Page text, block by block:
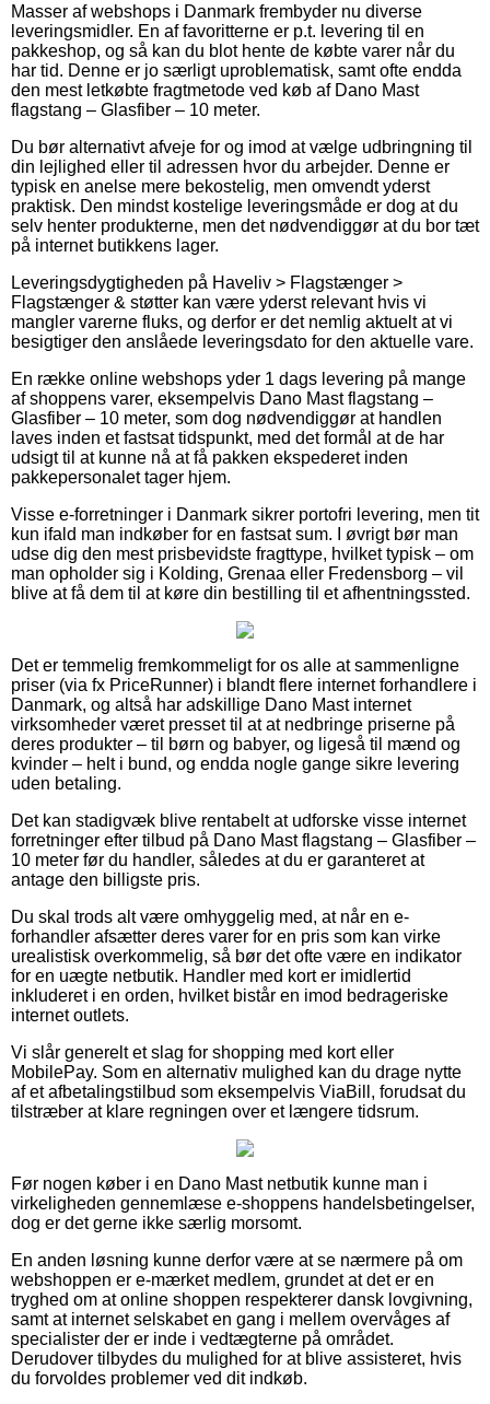
Masser af webshops i Danmark frembyder nu diverse
leveringsmidler. En af favoritterne er p.t. levering til en
pakkeshop, og så kan du blot hente de købte varer når du
har tid. Denne er jo særligt uproblematisk, samt ofte endda
den mest letkøbte fragtmetode ved køb af Dano Mast
flagstang – Glasfiber – 10 meter.
Du bør alternativt afveje for og imod at vælge udbringning til
din lejlighed eller til adressen hvor du arbejder. Denne er
typisk en anelse mere bekostelig, men omvendt yderst
praktisk. Den mindst kostelige leveringsmåde er dog at du
selv henter produkterne, men det nødvendiggør at du bor tæt
på internet butikkens lager.
Leveringsdygtigheden på Haveliv > Flagstænger >
Flagstænger & støtter kan være yderst relevant hvis vi
mangler varerne fluks, og derfor er det nemlig aktuelt at vi
besigtiger den anslåede leveringsdato for den aktuelle vare.
En række online webshops yder 1 dags levering på mange
af shoppens varer, eksempelvis Dano Mast flagstang –
Glasfiber – 10 meter, som dog nødvendiggør at handlen
laves inden et fastsat tidspunkt, med det formål at de har
udsigt til at kunne nå at få pakken ekspederet inden
pakkepersonalet tager hjem.
Visse e-forretninger i Danmark sikrer portofri levering, men tit
kun ifald man indkøber for en fastsat sum. I øvrigt bør man
udse dig den mest prisbevidste fragttype, hvilket typisk – om
man opholder sig i Kolding, Grenaa eller Fredensborg – vil
blive at få dem til at køre din bestilling til et afhentningssted.
Det er temmelig fremkommeligt for os alle at sammenligne
priser (via fx PriceRunner) i blandt flere internet forhandlere i
Danmark, og altså har adskillige Dano Mast internet
virksomheder været presset til at at nedbringe priserne på
deres produkter – til børn og babyer, og ligeså til mænd og
kvinder – helt i bund, og endda nogle gange sikre levering
uden betaling.
Det kan stadigvæk blive rentabelt at udforske visse internet
forretninger efter tilbud på Dano Mast flagstang – Glasfiber –
10 meter før du handler, således at du er garanteret at
antage den billigste pris.
Du skal trods alt være omhyggelig med, at når en e-
forhandler afsætter deres varer for en pris som kan virke
urealistisk overkommelig, så bør det ofte være en indikator
for en uægte netbutik. Handler med kort er imidlertid
inkluderet i en orden, hvilket bistår en imod bedrageriske
internet outlets.
Vi slår generelt et slag for shopping med kort eller
MobilePay. Som en alternativ mulighed kan du drage nytte
af et afbetalingstilbud som eksempelvis ViaBill, forudsat du
tilstræber at klare regningen over et længere tidsrum.
Før nogen køber i en Dano Mast netbutik kunne man i
virkeligheden gennemlæse e-shoppens handelsbetingelser,
dog er det gerne ikke særlig morsomt.
En anden løsning kunne derfor være at se nærmere på om
webshoppen er e-mærket medlem, grundet at det er en
tryghed om at online shoppen respekterer dansk lovgivning,
samt at internet selskabet en gang i mellem overvåges af
specialister der er inde i vedtægterne på området.
Derudover tilbydes du mulighed for at blive assisteret, hvis
du forvoldes problemer ved dit indkøb.